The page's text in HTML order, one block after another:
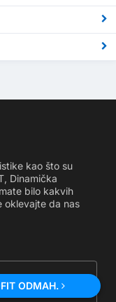
kao što su
Dinamička
bilo kakvih
oklevajte da nas
ODMAH.